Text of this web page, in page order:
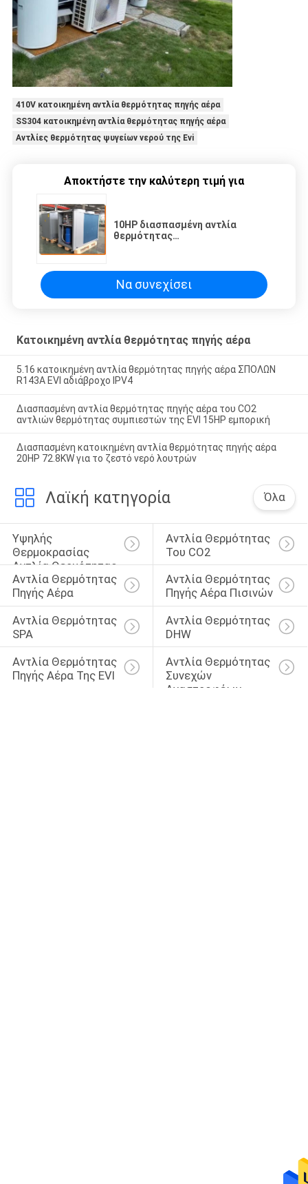
410V κατοικημένη αντλία θερμότητας πηγής αέρα
SS304 κατοικημένη αντλία θερμότητας πηγής αέρα
Αντλίες θερμότητας ψυγείων νερού της Evi
Αποκτήστε την καλύτερη τιμή για
10HP διασπασμένη αντλία
θερμότητας
Να συνεχίσει
Κατοικημένη αντλία θερμότητας πηγής αέρα
5.16 κατοικημένη αντλία θερμότητας πηγής αέρα ΣΠΟΛΩΝ
R143A EVI αδιάβροχο IPV4
Διασπασμένη αντλία θερμότητας πηγής αέρα του CO2
αντλιών θερμότητας συμπιεστών της EVI 15HP εμπορική
Διασπασμένη κατοικημένη αντλία θερμότητας πηγής αέρα
20HP 72.8KW για το ζεστό νερό λουτρών
Λαϊκή κατηγορία Όλα
Υψηλής
Θερμοκρασίας
Αντλία Θερμότητας
Αντλία Θερμότητας
Του CO2
Αντλία Θερμότητας
Πηγής Αέρα
Αντλία Θερμότητας
Πηγής Αέρα Πισινών
Αντλία Θερμότητας
SPA
Αντλία Θερμότητας
DHW
Αντλία Θερμότητας
Πηγής Αέρα Της EVI
Αντλία Θερμότητας
Συνεχών
Αναστροφέων